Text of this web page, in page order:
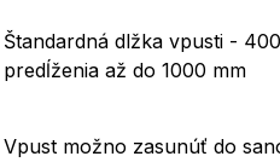
Štandardná dlžka vpusti -
predĺženia až do 1000 mm
Vpust možno zasunúť do